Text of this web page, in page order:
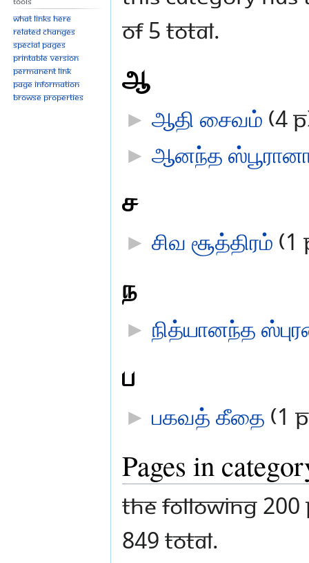
of 5 total.
ஆ
►ஆதி சைவம் (4
►ஆனந்த
ச
►சிவ சூத்திரம் (1
ந
► நித்யானந்த
ப
►பகவத் கீதை (1
Pages in
The following
849 total.
What links here
Related changes
Special pages
Printable version
Permanent link
Page information
Browse properties